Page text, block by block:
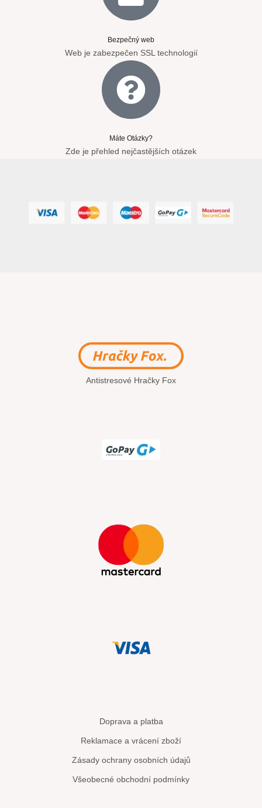
Bezpečný web
Web je zabezpečen SSL technologií
Máte Otázky?
Zde je přehled nejčastějších otázek
Antistresové Hračky Fox
Doprava a platba
Reklamace a vrácení zboží
Zásady ochrany osobních údajů
Všeobecné obchodní podmínky